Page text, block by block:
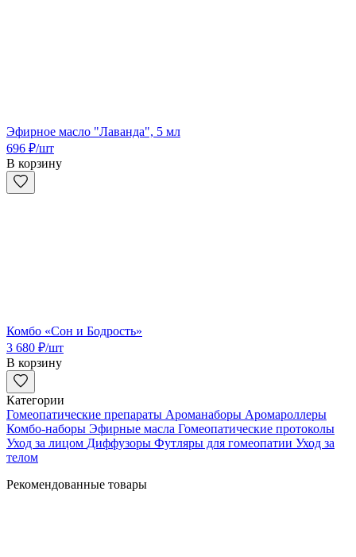
Эфирное масло "Лаванда", 5 мл
696 ₽/шт
В корзину
Комбо «Сон и Бодрость»
3 680 ₽/шт
В корзину
Категории
Гомеопатические препараты Ароманаборы Аромароллеры
Комбо-наборы Эфирные масла Гомеопатические протоколы
Уход за лицом Диффузоры Футляры для гомеопатии Уход за
телом
Рекомендованные товары